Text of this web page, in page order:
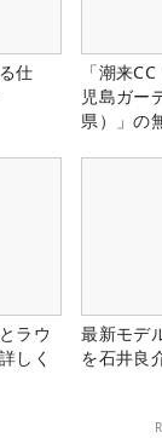
仕
「潮来
児島ガー
県）」の
ラウ
しく
最新モデ
を石井良